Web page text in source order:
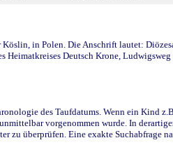
in Polen. Die Anschrift lautet:
Deutsch Krone,
des Taufdatums. Wenn ein Kind
vorgenommen wurde. In
überprüfen. Eine exakte Suchabfrage